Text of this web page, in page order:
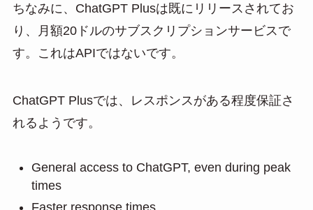
ちなみに、ChatGPT Plusは既にリリースされてお
り、月額20ドルのサブスクリプションサービスで
す。これはAPIではないです。
ChatGPT Plusでは、レスポンスがある程度保証さ
れるようです。
General access to ChatGPT, even during peak
times
Faster response times